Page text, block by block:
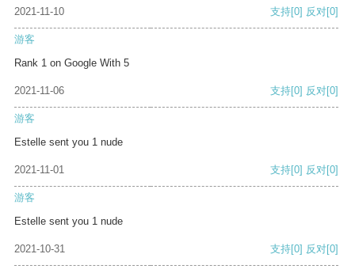
2021-11-10 支持[0] 反对[0]
游客
Rank 1 on Google With 5
2021-11-06 支持[0] 反对[0]
游客
Estelle sent you 1 nude
2021-11-01 支持[0] 反对[0]
游客
Estelle sent you 1 nude
2021-10-31 支持[0] 反对[0]